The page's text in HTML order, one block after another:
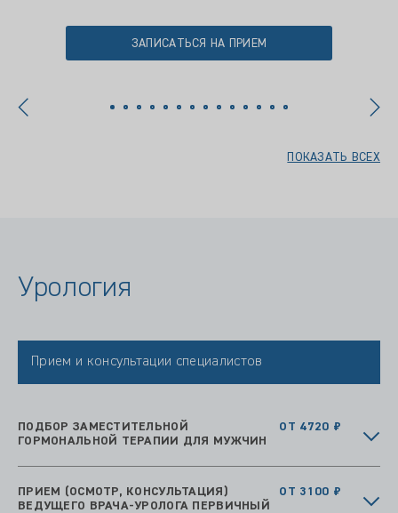
ЗАПИСАТЬСЯ НА ПРИЕМ
ПОКАЗАТЬ ВСЕХ
Урология
Прием и консультации специалистов
ПОДБОР ЗАМЕСТИТЕЛЬНОЙ
ГОРМОНАЛЬНОЙ ТЕРАПИИ ДЛЯ МУЖЧИН
ОТ 4720 ₽
ПРИЕМ (ОСМОТР, КОНСУЛЬТАЦИЯ)
ВЕДУЩЕГО ВРАЧА-УРОЛОГА ПЕРВИЧНЫЙ
ОТ 3100 ₽